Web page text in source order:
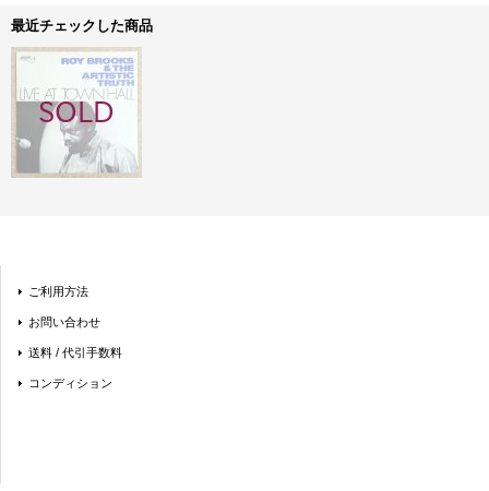
最近チェックした商品
ご利用方法
お問い合わせ
送料 / 代引手数料
コンディション